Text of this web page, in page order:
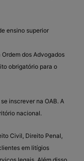
ensino superior
dos Advogados
obrigatório para o
inscrever na OAB. A
nacional.
Civil, Direito Penal,
em litígios